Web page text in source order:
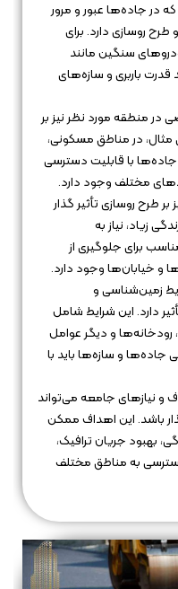
در جاده‌ها عبور و مرور
طرح روسازی دارد. برای
سنگین مانند
قدرت باربری و سازه‌های
در منطقه مورد نظر نیز بر
مثال، در مناطق مسکونی،
جاده‌ها با قابلیت دسترسی
مختلف وجود دارد.
طرح روسازی تأثیر گذار
زیاد، نیاز به
برای جلوگیری از
و خیابان‌ها وجود دارد.
زمین‌شناسی و
دارد. این شرایط شامل
رودخانه‌ها و دیگر عوامل
و سازه‌ها باید با
و نیازهای جامعه می‌تواند
باشد. این اهداف ممکن
بهبود جریان ترافیک،
به مناطق مختلف